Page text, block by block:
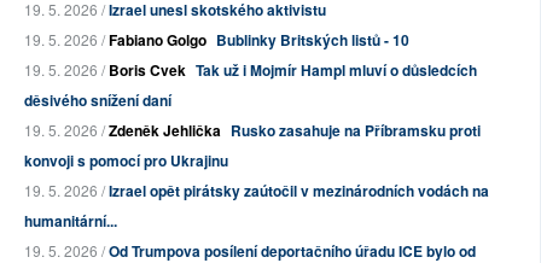
19. 5. 2026 /Izrael unesl skotského aktivistu
19. 5. 2026 /Fabiano Golgo Bublinky Britských listů - 10
19. 5. 2026 /Boris Cvek Tak už i Mojmír Hampl mluví o důsledcích
děsivého snížení daní
19. 5. 2026 /Zdeněk Jehlička Rusko zasahuje na Příbramsku proti
konvoji s pomocí pro Ukrajinu
19. 5. 2026 /Izrael opět pirátsky zaútočil v mezinárodních vodách na
humanitární...
19. 5. 2026 /Od Trumpova posílení deportačního úřadu ICE bylo od